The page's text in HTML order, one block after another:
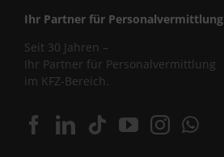
Ihr Partner für Personalvermittlung
Seit 30 Jahren –
Ihr Partner für Personalvermittlung
im KFZ-Bereich.